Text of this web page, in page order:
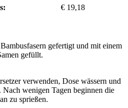
€ 19,18
gefertigt und mit einem
gefüllt.
verwenden, Dose wässern und
wenigen Tagen beginnen die
zu sprießen.